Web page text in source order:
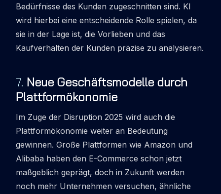
Bedürfnisse des Kunden zugeschnitten sind. KI
wird hierbei eine entscheidende Rolle spielen, da
sie in der Lage ist, die Vorlieben und das
Kaufverhalten der Kunden präzise zu analysieren.
7. Neue Geschäftsmodelle durch
Plattformökonomie
Im Zuge der Disruption 2025 wird auch die
Plattformökonomie weiter an Bedeutung
gewinnen. Große Plattformen wie Amazon und
Alibaba haben den E-Commerce schon jetzt
maßgeblich geprägt, doch in Zukunft werden
noch mehr Unternehmen versuchen, ähnliche